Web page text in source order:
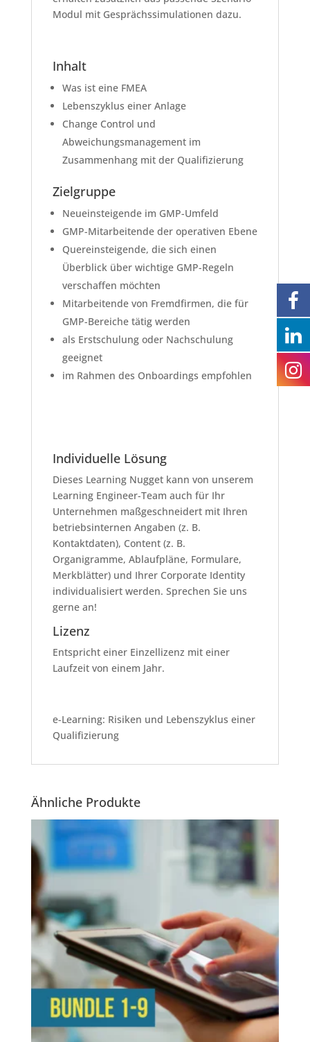
Modul mit Gesprächssimulationen dazu.
Inhalt
Was ist eine FMEA
Lebenszyklus einer Anlage
Change Control und
Abweichungsmanagement im
Zusammenhang mit der Qualifizierung
Zielgruppe
Neueinsteigende im GMP-Umfeld
GMP-Mitarbeitende der operativen Ebene
Quereinsteigende, die sich einen
Überblick über wichtige GMP-Regeln
verschaffen möchten
Mitarbeitende von Fremdfirmen, die für
GMP-Bereiche tätig werden
als Erstschulung oder Nachschulung
geeignet
im Rahmen des Onboardings empfohlen
Individuelle Lösung
Dieses Learning Nugget kann von unserem
Learning Engineer-Team auch für Ihr
Unternehmen maßgeschneidert mit Ihren
betriebsinternen Angaben (z. B.
Kontaktdaten), Content (z. B.
Organigramme, Ablaufpläne, Formulare,
Merkblätter) und Ihrer Corporate Identity
individualisiert werden. Sprechen Sie uns
gerne an!
Lizenz
Entspricht einer Einzellizenz mit einer
Laufzeit von einem Jahr.
e-Learning: Risiken und Lebenszyklus einer
Qualifizierung
Ähnliche Produkte